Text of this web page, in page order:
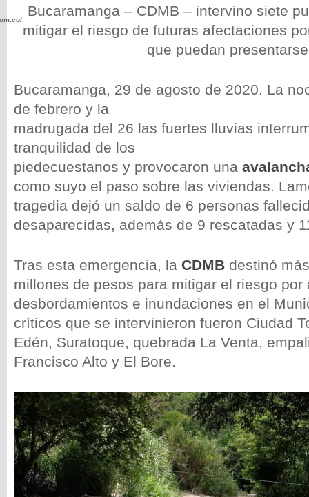
Bucaramanga – CDMB – intervino siete
mitigar el riesgo de futuras afectaciones
que puedan presentarse
Bucaramanga, 29 de agosto de 2020. La
de febrero y la
madrugada del 26 las fuertes lluvias
tranquilidad de los
piedecuestanos y provocaron una
como suyo el paso sobre las viviendas.
tragedia dejó un saldo de 6 personas
desaparecidas, además de 9 rescatadas y
Tras esta emergencia, la CDMB destinó
millones de pesos para mitigar el riesgo por
desbordamientos e inundaciones en el
críticos que se intervinieron fueron Ciudad
Edén, Suratoque, quebrada La Venta,
Francisco Alto y El Bore.
wp-
wp-
wp-